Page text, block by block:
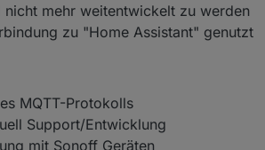
nicht mehr weitentwickelt zu werden
zu "Home Assistant" genutzt
MQTT-Protokolls
Support/Entwicklung
mit Sonoff Geräten